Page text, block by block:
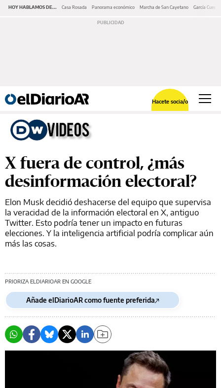
HOY HABLAMOS DE... Casa Rosada Panorama económico Marcha de San Cayetano García Cuerva
Hacete socia/o
X fuera de control, ¿más
desinformación electoral?
Elon Musk decidió deshacerse del equipo que supervisa
la veracidad de la información electoral en X, antiguo
Twitter. Esto podría tener un impacto en futuras
elecciones. Y la inteligencia artificial podría complicar aún
más las cosas.
PRIORIZA ELDIARIOAR EN GOOGLE
Añade elDiarioAR como fuente preferida